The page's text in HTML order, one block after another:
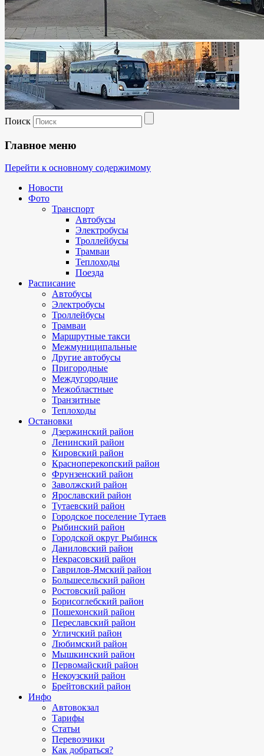
Поиск
Главное меню
Перейти к основному содержимому
Новости
Фото
Транспорт
Автобусы
Электробусы
Троллейбусы
Трамваи
Теплоходы
Поезда
Расписание
Автобусы
Электробусы
Троллейбусы
Трамваи
Маршрутные такси
Межмуниципальные
Другие автобусы
Пригородные
Междугородние
Межобластные
Транзитные
Теплоходы
Остановки
Дзержинский район
Ленинский район
Кировский район
Красноперекопский район
Фрунзенский район
Заволжский район
Ярославский район
Тутаевский район
Городское поселение Тутаев
Рыбинский район
Городской округ Рыбинск
Даниловский район
Некрасовский район
Гаврилов-Ямский район
Большесельский район
Ростовский район
Борисоглебский район
Пошехонский район
Переславский район
Угличский район
Любимский район
Мышкинский район
Первомайский район
Некоузский район
Брейтовский район
Инфо
Автовокзал
Тарифы
Статьи
Перевозчики
Как добраться?